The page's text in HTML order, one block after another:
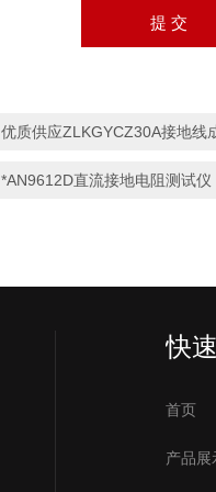
优质供应ZLKGYCZ30A接地线
*AN9612D直流接地电阻测试仪
快
首页
产品展